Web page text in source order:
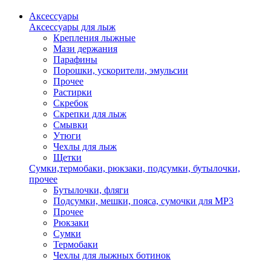
Аксессуары
Аксессуары для лыж
Крепления лыжные
Мази держания
Парафины
Порошки, ускорители, эмульсии
Прочее
Растирки
Скребок
Скрепки для лыж
Смывки
Утюги
Чехлы для лыж
Щетки
Сумки,термобаки, рюкзаки, подсумки, бутылочки,
прочее
Бутылочки, фляги
Подсумки, мешки, пояса, сумочки для MP3
Прочее
Рюкзаки
Сумки
Термобаки
Чехлы для лыжных ботинок